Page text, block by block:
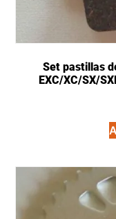
Set pastillas
EXC/XC/SX/